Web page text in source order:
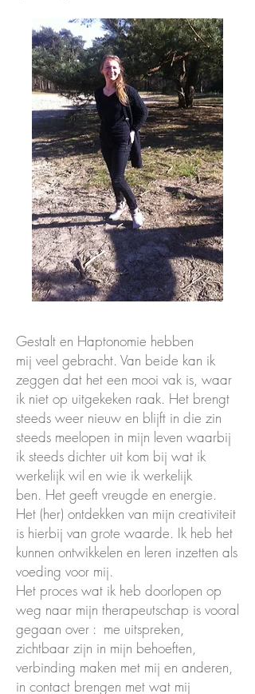
Gestalt en Haptonomie hebben
mij veel gebracht. Van beide kan ik
zeggen dat het een mooi vak is, waar
ik niet op uitgekeken raak. Het brengt
steeds weer nieuw en blijft in die zin
steeds meelopen in mijn leven waarbij
ik steeds dichter uit kom bij wat ik
werkelijk wil en wie ik werkelijk
ben. Het geeft vreugde en energie.
Het (her) ontdekken van mijn creativiteit
is hierbij van grote waarde. Ik heb het
kunnen ontwikkelen en leren inzetten als
voeding voor mij.
Het proces wat ik heb doorlopen op
weg naar mijn therapeutschap is vooral
gegaan over : me uitspreken,
zichtbaar zijn in mijn behoeften,
verbinding maken met mij en anderen,
in contact brengen met wat mij